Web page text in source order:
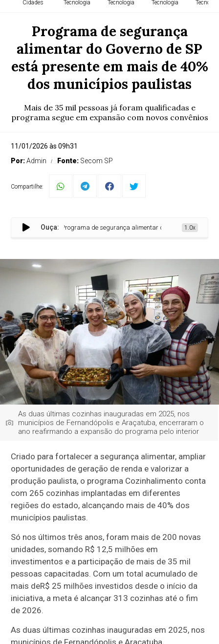
Cidades Tecnologia Tecnologia Tecnologia
Programa de segurança
alimentar do Governo de SP
está presente em mais de 40%
dos municípios paulistas
Mais de 35 mil pessoas já foram qualificadas e
programa segue em expansão com novos convênios
11/01/2026 às 09h31
Por:Admin Fonte: Secom SP
Compartilhe:
Ouça:
Programa de segurança alimentar do Governo de SP está
1.0x
As duas últimas cozinhas inauguradas em 2025, nos
municípios de Fernandópolis e Araçatuba, encerraram o
ano reafirmando a expansão do programa pelo interior
Criado para fortalecer a segurança alimentar, ampliar
oportunidades de geração de renda e valorizar a
produção paulista, o programa Cozinhalimento conta
com 265 cozinhas implantadas em diferentes
regiões do estado, alcançando mais de 40% dos
municípios paulistas.
Só nos últimos três anos, foram mais de 200 novas
unidades, somando R$ 12,5 milhões em
investimentos e a participação de mais de 35 mil
pessoas capacitadas. Com um total acumulado de
mais deR$ 25 milhões investidos desde o início da
iniciativa, a meta é alcançar 313 cozinhas até o fim
de 2026.
As duas últimas cozinhas inauguradas em 2025, nos
municípios de Fernandópolis e Araçatuba,